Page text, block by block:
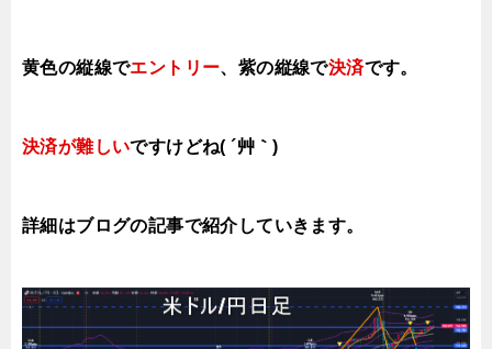
黄色の縦線でエントリー、紫の縦線で決済です。
決済が難しいですけどね( ´艸｀)
詳細はブログの記事で紹介していきます。